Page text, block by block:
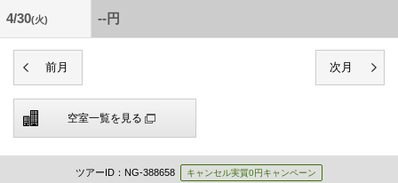
4/30(火) --円
空室一覧を見る
ツアーID：NG-388658 キャンセル実質0円キャンペーン